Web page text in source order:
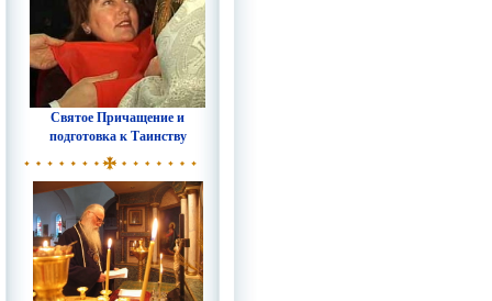
Святое Причащение и
подготовка к Таинству